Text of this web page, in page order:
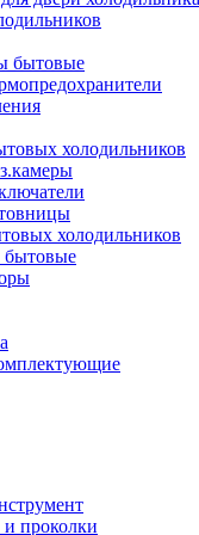
бытовые
холодильников
холодильников
бытовые
проколки